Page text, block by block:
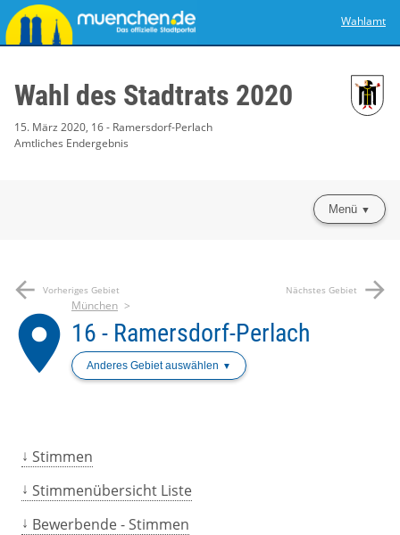
Wahlamt
Wahl des Stadtrats 2020
15. März 2020, 16 - Ramersdorf-Perlach
Amtliches Endergebnis
Menü
arrow_back Vorheriges Gebiet Nächstes Gebiet arrow_forward
place
München
16 - Ramersdorf-Perlach
Anderes Gebiet auswählen
Stimmen
Stimmenübersicht Liste
Bewerbende - Stimmen